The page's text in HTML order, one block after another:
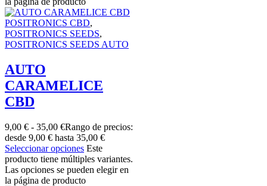
POSITRONICS CBD,
POSITRONICS SEEDS,
POSITRONICS SEEDS AUTO
AUTO
CARAMELICE
CBD
9,00 € - 35,00 €Rango de precios:
desde 9,00 € hasta 35,00 €
Seleccionar opciones Este
producto tiene múltiples variantes.
Las opciones se pueden elegir en
la página de producto